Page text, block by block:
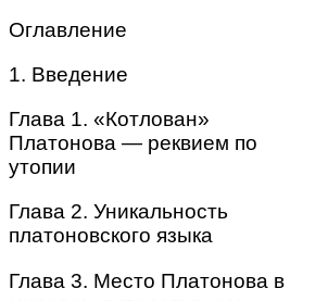
Оглавление
1. Введение
Глава 1. «Котлован»
Платонова — реквием по
утопии
Глава 2. Уникальность
платоновского языка
Глава 3. Место Платонова в